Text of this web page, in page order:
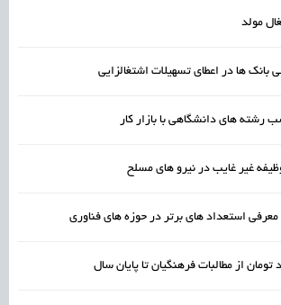
مولد
بانک ها در اعطای تسهیلات اشتغالزایی
رشته های دانشگاهی با بازار کار
غیر غایب در نیرو های مسلح
استعداد های برتر در حوزه های فناوری